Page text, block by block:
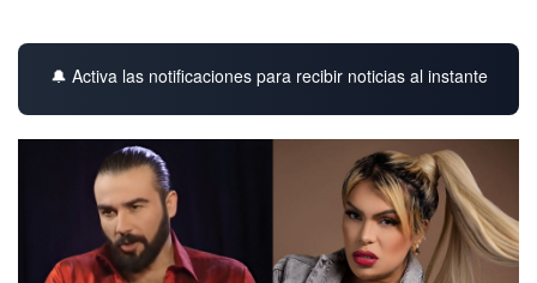
🔔 Activa las notificaciones para recibir noticias al instante